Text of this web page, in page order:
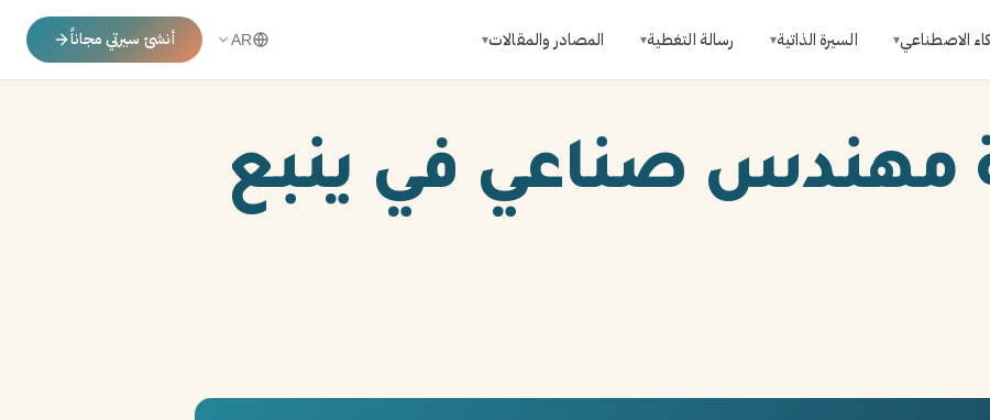
الاصطناعي▾ السيرة الذاتية▾ رسالة التغطية▾ المصادر والمقالات▾
AR أنشئ سيرتي مجاناً
مهندس صناعي في ينبع